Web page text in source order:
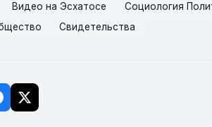
Видео на Эсхатосе
Социология
Свидетельства